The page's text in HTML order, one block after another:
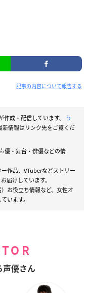
記事の内容について報告する
作成・配信しています。
う
新情報はリンク先をご覧くだ
優・舞台・俳優などの情
作品、VTuberなどストリー
届けしています。
お役立ち情報など、女性オ
います。
声優さん